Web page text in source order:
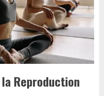
Reproduction